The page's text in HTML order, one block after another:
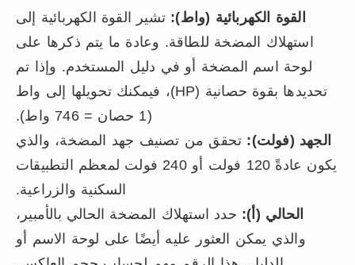
القوة الكهربائية (واط): تشير القوة الكهربائية إلى
استهلاك المضخة للطاقة. وعادة ما يتم ذكرها على
لوحة اسم المضخة أو في دليل المستخدم. وإذا تم
تحديدها بقوة حصانية (HP)، فيمكنك تحويلها إلى واط
(1 حصان = 746 واط).
الجهد (فولت): تحقق من تصنيف جهد المضخة، والذي
يكون عادةً 120 فولت أو 240 فولت لمعظم التطبيقات
السكنية والزراعية.
الحالي (أ): حدد استهلاك المضخة الحالي بالأمبير،
والذي يمكن العثور عليه أيضًا على لوحة الاسم أو